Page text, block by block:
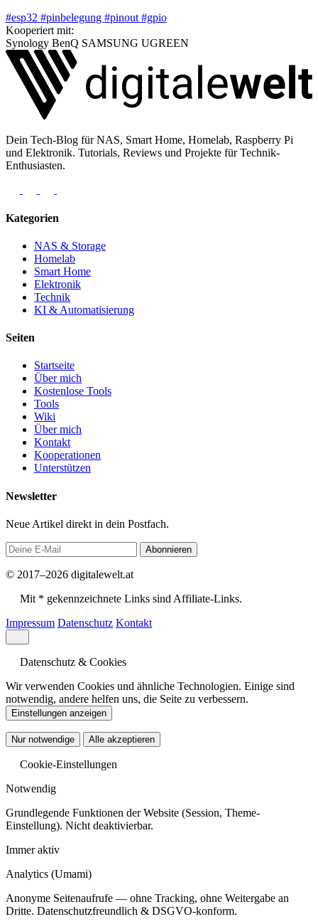
#esp32 #pinbelegung #pinout #gpio
Kooperiert mit:
Synology BenQ SAMSUNG UGREEN
Dein Tech-Blog für NAS, Smart Home, Homelab, Raspberry Pi
und Elektronik. Tutorials, Reviews und Projekte für Technik-
Enthusiasten.
Kategorien
NAS & Storage
Homelab
Smart Home
Elektronik
Technik
KI & Automatisierung
Seiten
Startseite
Über mich
Kostenlose Tools
Tools
Wiki
Über mich
Kontakt
Kooperationen
Unterstützen
Newsletter
Neue Artikel direkt in dein Postfach.
Abonnieren
© 2017–2026 digitalewelt.at
Mit * gekennzeichnete Links sind Affiliate-Links.
Impressum Datenschutz Kontakt
Datenschutz & Cookies
Wir verwenden Cookies und ähnliche Technologien. Einige sind
notwendig, andere helfen uns, die Seite zu verbessern.
Einstellungen anzeigen
Nur notwendige Alle akzeptieren
Cookie-Einstellungen
Notwendig
Grundlegende Funktionen der Website (Session, Theme-
Einstellung). Nicht deaktivierbar.
Immer aktiv
Analytics (Umami)
Anonyme Seitenaufrufe — ohne Tracking, ohne Weitergabe an
Dritte. Datenschutzfreundlich & DSGVO-konform.